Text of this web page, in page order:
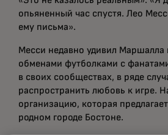
опьяненный час спустя. Лео
ему письма».
Месси недавно удивил Маршалла
обменами футболками с
в своих сообществах, в ряде
распространить любовь к игре.
организацию, которая
родном городе Бостоне.